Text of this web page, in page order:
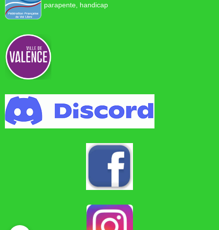
parapente, handicap